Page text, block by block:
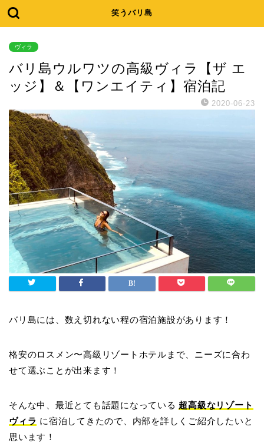
笑うバリ島
ヴィラ
バリ島ウルワツの高級ヴィラ【ザ エ
ッジ】＆【ワンエイティ】宿泊記
2020-06-23
バリ島には、数え切れない程の宿泊施設があります！
格安のロスメン〜高級リゾートホテルまで、ニーズに合わ
せて選ぶことが出来ます！
そんな中、最近とても話題になっている 超高級なリゾート
ヴィラ に宿泊してきたので、内部を詳しくご紹介したいと
思います！